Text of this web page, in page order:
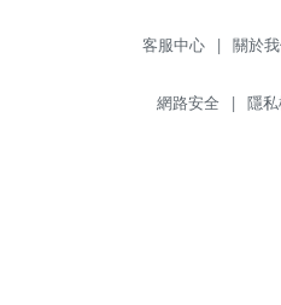
客服中心 | 關於
網路安全 | 隱